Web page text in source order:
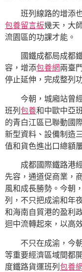
班列線路的增添
包養留言板幾天，大
流園區的功課才能。
國鐵成都局成都
容，增添包養網兩臺
停止延伸，完成整列
今朝，城廂站曾
班列包養和中歐中亞
的青白江區已聯動國
新型資料、設備制造
值和貨色進出口總額
成都國際鐵路港
先容，通道促商業，
風和成長勝勢。今朝
列，不只把成渝和年
和海南自貿港的盈利
迴中流轉起來，以高
不只在成渝，今
等重要經濟區域間都
度鐵路貨運班列包養